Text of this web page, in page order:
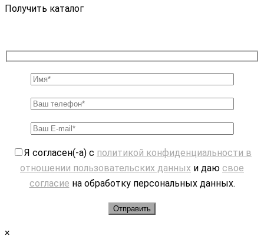
Получить каталог
Я согласен(-а) с политикой конфиденциальности в
отношении пользовательских данных и даю свое
согласие на обработку персональных данных.
×